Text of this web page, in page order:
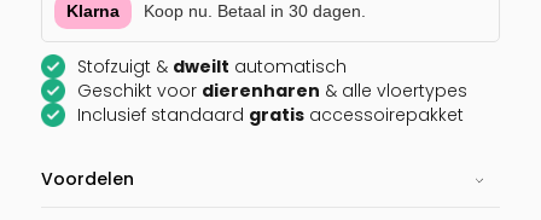
BESPAAR€15.05
Klarna Koop nu. Betaal in 30 dagen.
Stofzuigt & dweilt automatisch
Geschikt voor dierenharen & alle vloertypes
Inclusief standaard gratisaccessoirepakket
Voordelen